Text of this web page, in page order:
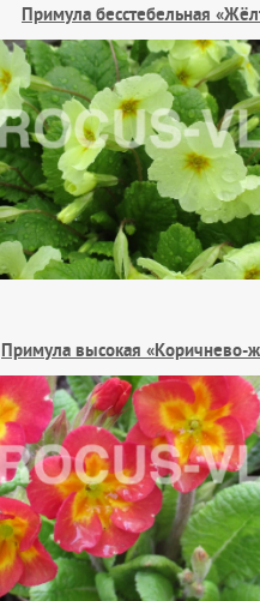
Примула бесстебельная
Примула высокая «Коричнево-